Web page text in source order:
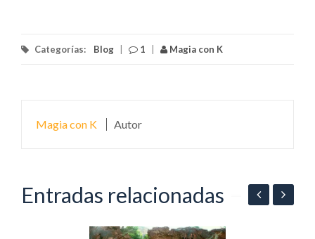
Categorías: Blog 1 Magia con K
Magia con K Autor
Entradas relacionadas